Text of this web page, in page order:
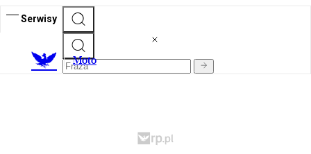
Serwisy
Moto